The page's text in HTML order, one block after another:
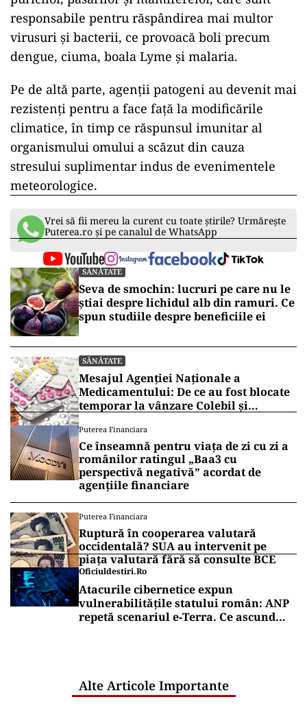
responsabile pentru răspândirea mai multor
virusuri și bacterii, ce provoacă boli precum
dengue, ciuma, boala Lyme și malaria.
Pe de altă parte, agenții patogeni au devenit mai
rezistenți pentru a face față la modificările
climatice, în timp ce răspunsul imunitar al
organismului omului a scăzut din cauza
stresului suplimentar indus de evenimentele
meteorologice.
Vrei să fii mereu la curent cu toate știrile? Urmărește
Puterea.ro și pe canalul de WhatsApp
SĂNĂTATE
Seva de smochin: lucruri pe care nu le
știai despre lichidul alb din ramuri. Ce
spun studiile despre beneficiile ei
SĂNĂTATE
Mesajul Agenției Naționale a
Medicamentului: De ce au fost blocate
temporar la vânzare Colebil și
Puterea Financiara
Ce înseamnă pentru viața de zi cu zi a
românilor ratingul „Baa3 cu
perspectivă negativă” acordat de
agențiile financiare
Puterea Financiara
Ruptură în cooperarea valutară
occidentală? SUA au intervenit pe
piața valutară fără să consulte BCE
Oficiuldestiri.ro
Atacurile cibernetice expun
vulnerabilitățile statului român: ANP
repetă scenariul e‑Terra. Ce ascund
Alte Articole Importante